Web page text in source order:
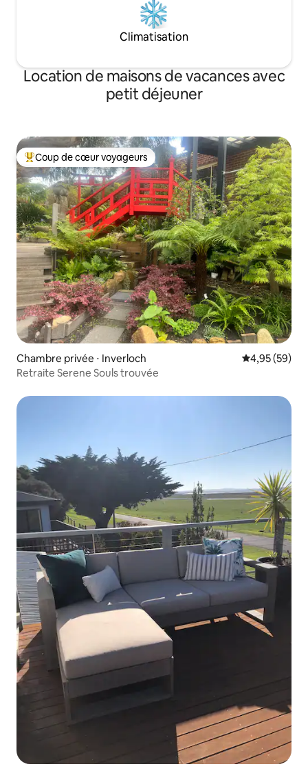
Climatisation
Location de maisons de vacances avec
petit déjeuner
Coups de cœur voyageurs les plus appréciés
Coup de cœur voyageurs
Chambre privée ⋅ Inverloch Évaluation
4,95 (59)
Retraite Serene Souls trouvée